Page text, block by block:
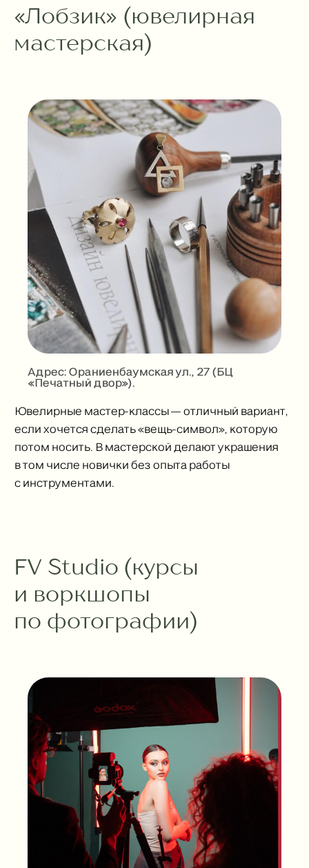
«Лобзик» (ювелирная
мастерская)
Адрес: Ораниенбаумская ул., 27 (БЦ
«Печатный двор»).
Ювелирные мастер-классы — отличный вариант,
если хочется сделать «вещь-символ», которую
потом носить. В мастерской делают украшения
в том числе новички без опыта работы
с инструментами.
FV Studio (курсы
и воркшопы
по фотографии)
Коломенская 14, помещение 13Н
(мансардный этаж).
Design by
11:00-23:00
Политика отработки
персональных данных